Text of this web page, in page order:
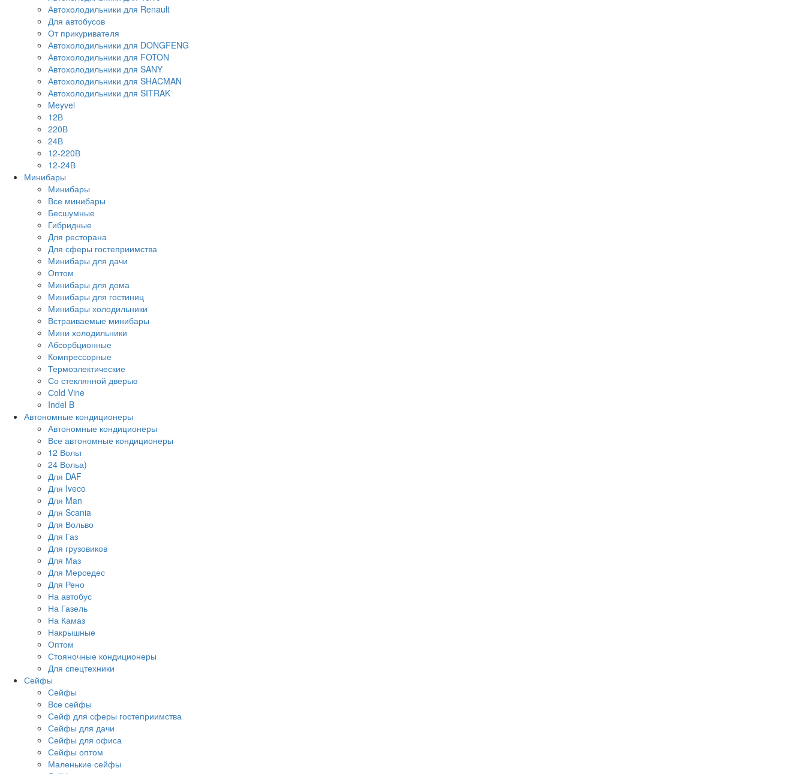
Автохолодильники для Renault
Для автобусов
От прикуривателя
Автохолодильники для DONGFENG
Автохолодильники для FOTON
Автохолодильники для SANY
Автохолодильники для SHACMAN
Автохолодильники для SITRAK
Meyvel
12В
220В
24В
12-220В
12-24В
Минибары
Минибары
Все минибары
Бесшумные
Гибридные
Для ресторана
Для сферы гостеприимства
Минибары для дачи
Оптом
Минибары для дома
Минибары для гостиниц
Минибары холодильники
Встраиваемые минибары
Мини холодильники
Абсорбционные
Компрессорные
Термоэлектические
Со стеклянной дверью
Сold Vine
Indel B
Автономные кондиционеры
Автономные кондиционеры
Все автономные кондиционеры
12 Вольт
24 Вольа)
Для DAF
Для Iveco
Для Man
Для Scania
Для Вольво
Для Газ
Для грузовиков
Для Маз
Для Мерседес
Для Рено
На автобус
На Газель
На Камаз
Накрышные
Оптом
Стояночные кондиционеры
Для спецтехники
Сейфы
Сейфы
Все сейфы
Сейф для сферы гостеприимства
Сейфы для дачи
Сейфы для офиса
Сейфы оптом
Маленькие сейфы